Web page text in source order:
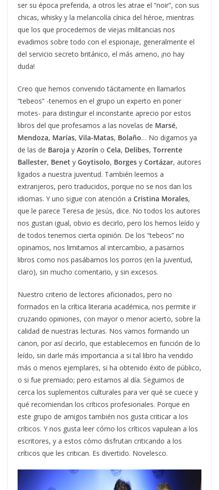
ser su época preferida, a otros les atrae el “noir”, con sus
chicas, whisky y la melancolía cínica del héroe, mientras
que los que procedemos de viejas militancias nos
evadimos sobre todo con el espionaje, generalmente el
del servicio secreto británico, el más ameno, ¡no hay
duda!
Creo que hemos convenido tácitamente en llamarlos
“tebeos” -tenemos en el grupo un experto en poner
motes- para distinguir el inconstante aprecio por estos
libros del que profesamos a las novelas de Marsé,
Mendoza, Marías, Vila-Matas, Bolaño… No digamos ya
de las de Baroja y Azorín o Cela, Delibes, Torrente
Ballester, Benet y Goytisolo, Borges y Cortázar, autores
ligados a nuestra juventud. También leemos a
extranjeros, pero traducidos, porque no se nos dan los
idiomas. Y uno sigue con atención a Cristina Morales,
que le parece Teresa de Jesús, dice. No todos los autores
nos gustan igual, obvio es decirlo, pero los hemos leído y
de todos tenemos cierta opinión. De los “tebeos” no
opinamos, nos limitamos al intercambio, a pasarnos
libros como nos pasábamos los porros (en la juventud,
claro), sin mucho comentario, y sin excesos.
Nuestro criterio de lectores aficionados, pero no
formados en la crítica literaria académica, nos permite ir
cruzando opiniones, con mayor o menor acierto, sobre la
calidad de nuestras lecturas. Nos vamos formando un
canon, por así decirlo, que establecemos en función de lo
leído, sin darle más importancia a si tal libro ha vendido
más o menos ejemplares, si ha obtenido éxito de público,
o si fue premiado; pero estamos al día. Seguimos de
cerca los suplementos culturales para ver qué se cuece y
qué recomiendan los críticos profesionales. Porque en
este grupo de amigos también nos gusta criticar a los
críticos. Y nos gusta leer cómo los críticos vapulean a los
escritores, y a estos cómo disfrutan criticando a los
críticos que les critican. Es divertido. Novelesco.